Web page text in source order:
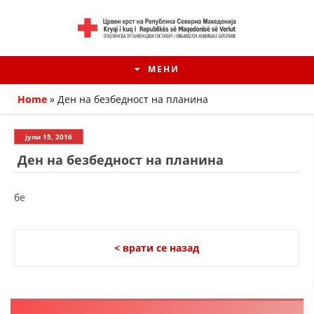
МЕНИ
Home » Ден на безбедност на планина
јули 15, 2016
Ден на безбедност на планина
бе
< врати се назад